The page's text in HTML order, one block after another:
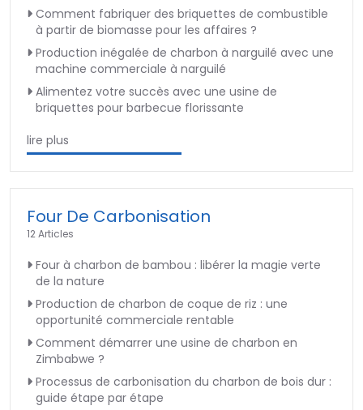
Comment fabriquer des briquettes de combustible
à partir de biomasse pour les affaires ?
Production inégalée de charbon à narguilé avec une
machine commerciale à narguilé
Alimentez votre succès avec une usine de
briquettes pour barbecue florissante
lire plus
Four De Carbonisation
12 Articles
Four à charbon de bambou : libérer la magie verte
de la nature
Production de charbon de coque de riz : une
opportunité commerciale rentable
Comment démarrer une usine de charbon en
Zimbabwe ?
Processus de carbonisation du charbon de bois dur :
guide étape par étape